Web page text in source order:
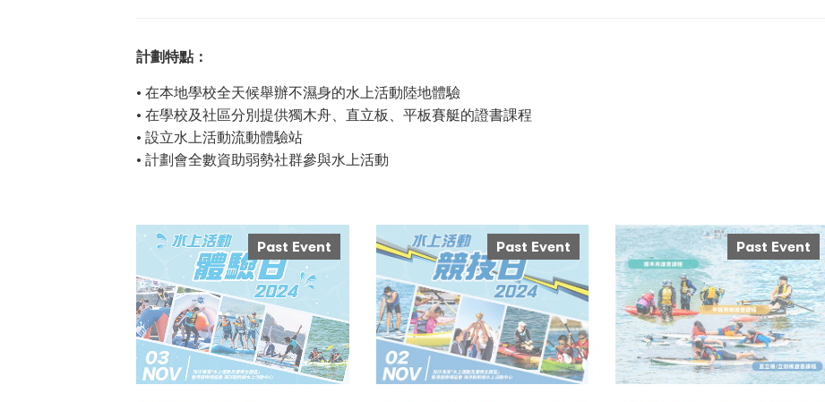
計劃特點：
• 在本地學校全天候舉辦不濕身的水上活動陸地體驗
• 在學校及社區分別提供獨木舟、直立板、平板賽艇的證書課程
• 設立水上活動流動體驗站
• 計劃會全數資助弱勢社群參與水上活動
Past Event Past Event Past Event